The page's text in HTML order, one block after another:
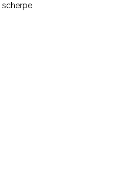
scherpe